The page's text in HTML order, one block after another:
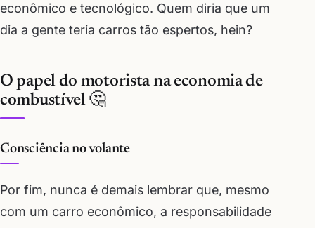
econômico e tecnológico. Quem diria que um
dia a gente teria carros tão espertos, hein?
O papel do motorista na economia de
combustível 🤔
Consciência no volante
Por fim, nunca é demais lembrar que, mesmo
com um carro econômico, a responsabilidade